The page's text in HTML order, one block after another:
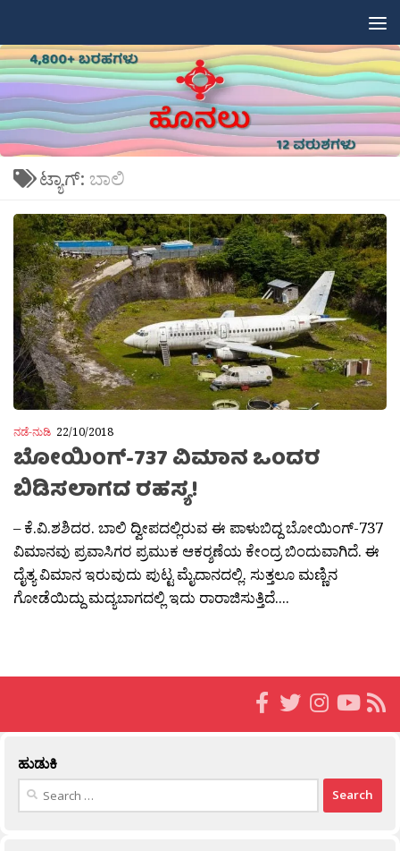
ಟ್ಯಾಗ್: ಬಾಲಿ
ನಡೆ-ನುಡಿ 22/10/2018
ಬೋಯಿಂಗ್-737 ವಿಮಾನ ಒಂದರ
ಬಿಡಿಸಲಾಗದ ರಹಸ್ಯ!
– ಕೆ.ವಿ.ಶಶಿದರ. ಬಾಲಿ ದ್ವೀಪದಲ್ಲಿರುವ ಈ ಪಾಳುಬಿದ್ದ ಬೋಯಿಂಗ್-737
ವಿಮಾನವು ಪ್ರವಾಸಿಗರ ಪ್ರಮುಕ ಆಕರ‍್ಶಣೆಯ ಕೇಂದ್ರ ಬಿಂದುವಾಗಿದೆ. ಈ
ದೈತ್ಯ ವಿಮಾನ ಇರುವುದು ಪುಟ್ಟ ಮೈದಾನದಲ್ಲಿ. ಸುತ್ತಲೂ ಮಣ್ಣಿನ
ಗೋಡೆಯಿದ್ದು ಮದ್ಯಬಾಗದಲ್ಲಿ ಇದು ರಾರಾಜಿಸುತ್ತಿದೆ....
ಹುಡುಕಿ
Search